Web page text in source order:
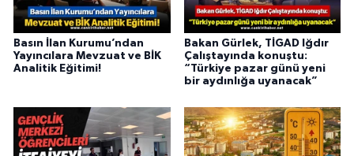
Basın İlan Kurumu’ndan
Yayıncılara Mevzuat ve BİK
Analitik Eğitimi!
Bakan Gürlek, TİGAD Iğdır
Çalıştayında konuştu:
“Türkiye pazar günü yeni
bir aydınlığa uyanacak”